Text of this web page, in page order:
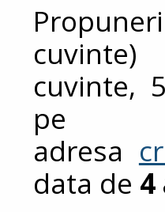
cuvinte,
pe
adresa
data de 4